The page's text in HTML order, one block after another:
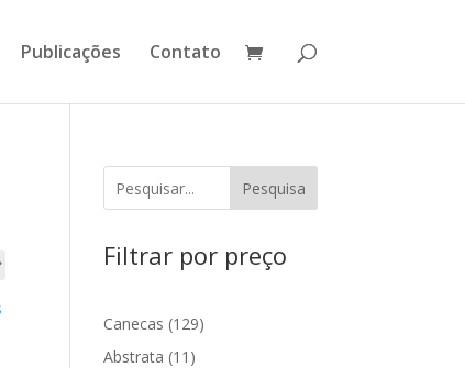
Publicações Contato
Pesquisa
Filtrar por preço
Canecas 129129
Abstrata 11 11